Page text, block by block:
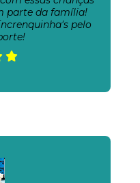
parte da família!
pelo